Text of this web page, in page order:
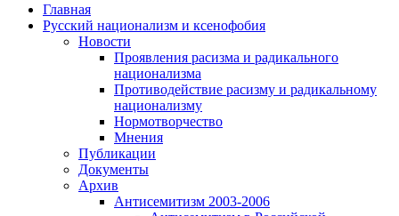
Главная
Русский национализм и ксенофобия
Новости
Проявления расизма и радикального
национализма
Противодействие расизму и радикальному
национализму
Нормотворчество
Мнения
Публикации
Документы
Архив
Антисемитизм 2003-2006